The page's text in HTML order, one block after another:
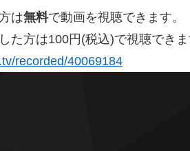
は無料で動画を視聴できます。
た方は100円(税込)で視聴でき
recorded/40069184